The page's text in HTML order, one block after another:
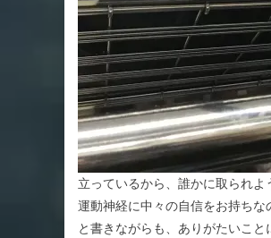
立っているから、誰かに取られ
運動神経に中々の自信をお持ちな
と書きながらも、ありがたいこ